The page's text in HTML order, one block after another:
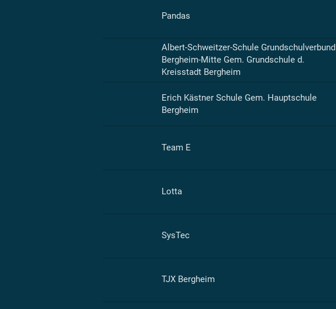
Pandas
Albert-Schweitzer-Schule Grundschulverbund
Bergheim-Mitte Gem. Grundschule d.
Kreisstadt Bergheim
Erich Kästner Schule Gem. Hauptschule
Bergheim
Team E
Lotta
SysTec
TJX Bergheim